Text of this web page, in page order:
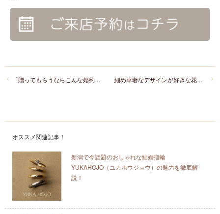
細め華奢なデザインが好きな花嫁に人気のNIWAKA結婚指輪
「贈ってもらうならこんな婚約指輪が欲しい」女性に人気の婚約指輪
オススメ関連記事！
新潟で今話題のおしゃれな結婚指輪
YUKAHOJO（ユカホウジョウ）の魅力を徹底解
説！